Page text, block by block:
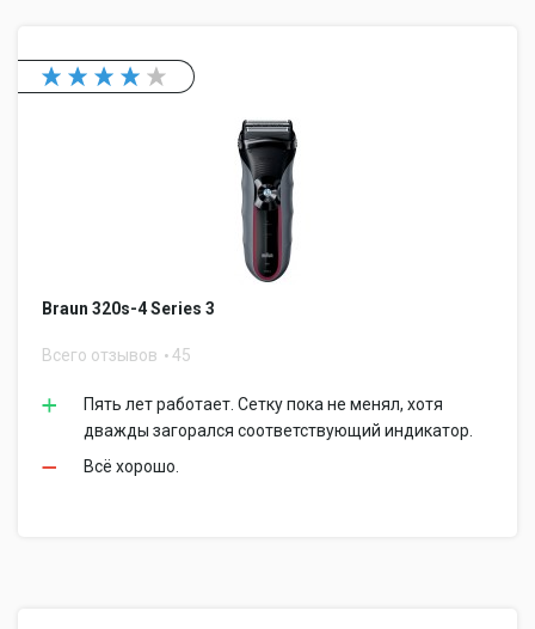
Braun 320s-4 Series 3
Всего отзывов 45
Пять лет работает. Сетку пока не менял, хотя
дважды загорался соответствующий индикатор.
Всё хорошо.